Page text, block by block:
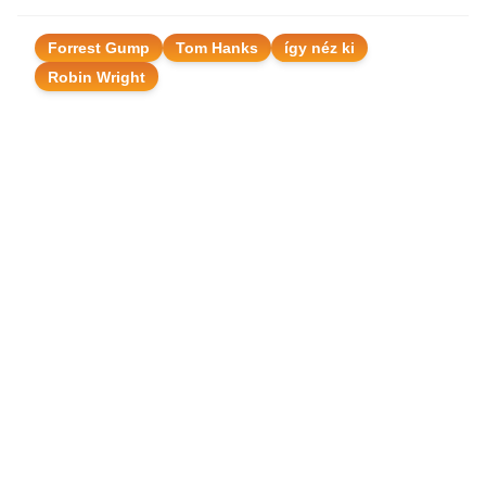
Forrest Gump Tom Hanks
így néz ki
Robin Wright